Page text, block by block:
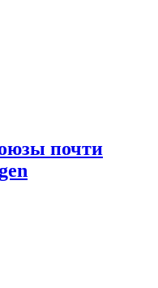
почти